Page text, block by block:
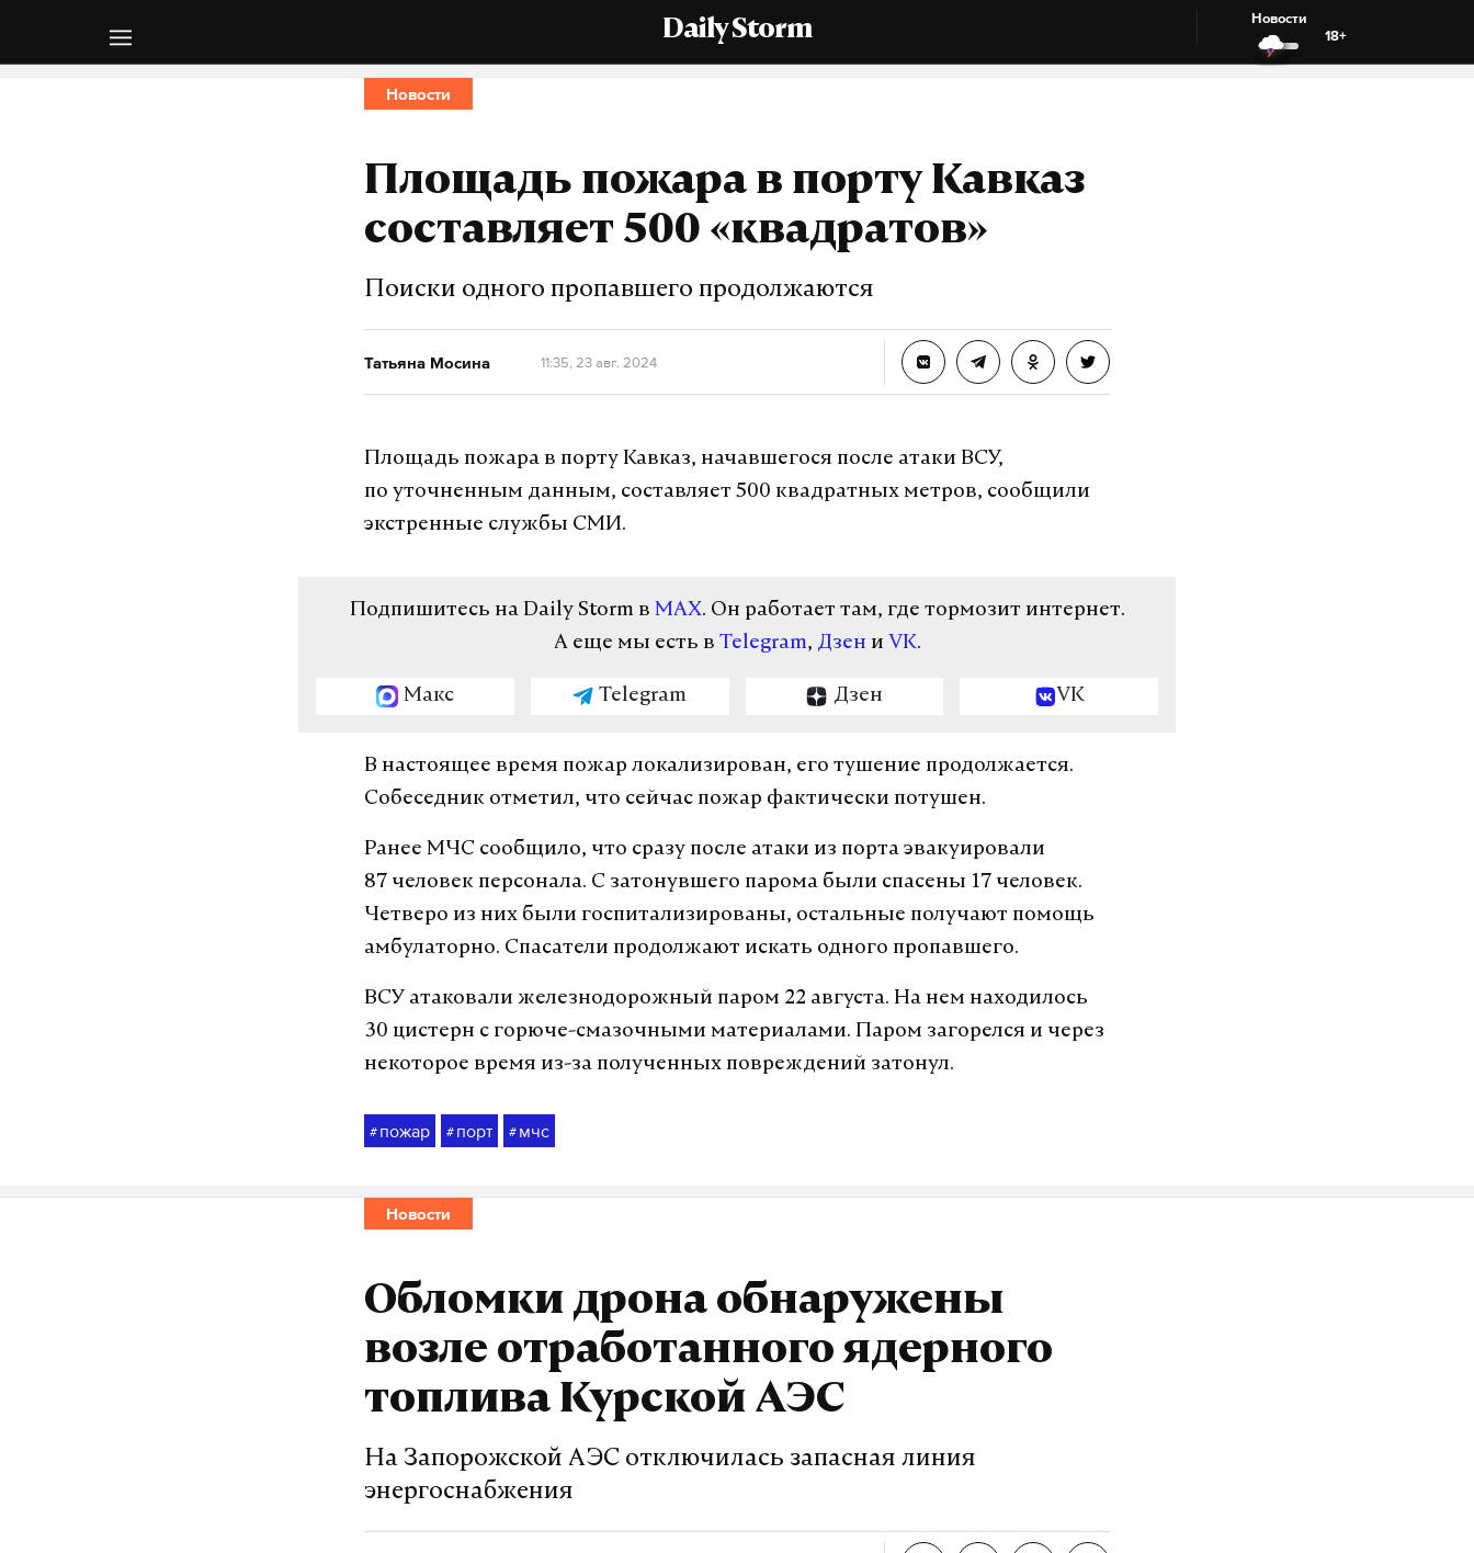
Daily Storm
Новости
18+
Новости
Площадь пожара в порту Кавказ
составляет 500 «квадратов»
Поиски одного пропавшего продолжаются
Татьяна Мосина 11:35, 23 авг. 2024
Площадь пожара в порту Кавказ, начавшегося после атаки ВСУ,
по уточненным данным, составляет 500 квадратных метров, сообщили
экстренные службы СМИ.
Подпишитесь на Daily Storm в MAX. Он работает там, где тормозит интернет.
А еще мы есть в Telegram, Дзен и VK.
Макс Telegram Дзен VK
В настоящее время пожар локализирован, его тушение продолжается.
Собеседник отметил, что сейчас пожар фактически потушен.
Ранее МЧС сообщило, что сразу после атаки из порта эвакуировали
87 человек персонала. С затонувшего парома были спасены 17 человек.
Четверо из них были госпитализированы, остальные получают помощь
амбулаторно. Спасатели продолжают искать одного пропавшего.
ВСУ атаковали железнодорожный паром 22 августа. На нем находилось
30 цистерн с горюче-смазочными материалами. Паром загорелся и через
некоторое время из-за полученных повреждений затонул.
# пожар # порт # мчс
Новости
Обломки дрона обнаружены
возле отработанного ядерного
топлива Курской АЭС
На Запорожской АЭС отключилась запасная линия
энергоснабжения